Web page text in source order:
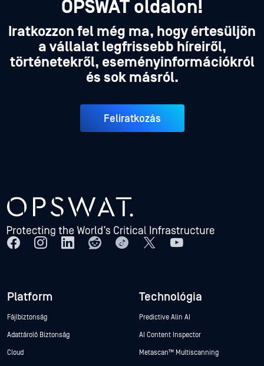
OPSWAT oldalon!
Iratkozzon fel még ma, hogy értesüljön
a vállalat legfrissebb híreiről,
történetekről, eseményinformációkról
és sok másról.
Feliratkozás
Platform
Fájlbiztonság
Adattároló Biztonság
Cloud
Technológia
Predictive Alin AI
AI Content Inspector
Metascan™ Multiscanning